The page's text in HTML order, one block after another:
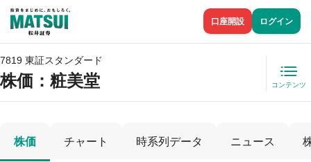
口座開設 ログイン
7819 東証スタンダード
株価 ：粧美堂 コンテンツ
株価 チャート 時系列データ ニュース